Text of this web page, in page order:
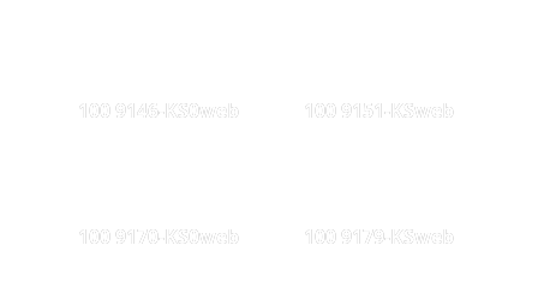
100 9146-KS0web 100 9151-KSweb
100 9170-KS0web 100 9179-KSweb